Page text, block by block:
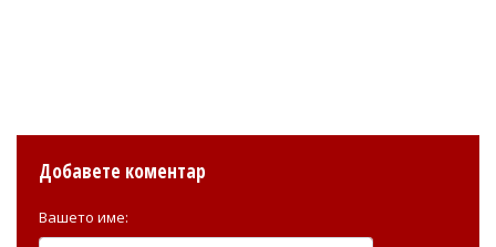
Добавете коментар
Вашето име: